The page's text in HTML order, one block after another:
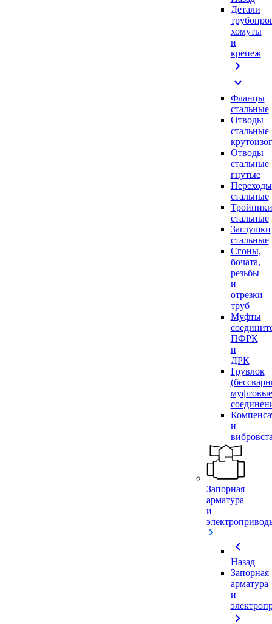
Детали
хомуты
и
крепеж
chevron_right
expand_more
Фланцы
стальные
Отводы
стальные
Отводы
стальные
гнутые
Переходы
стальные
Тройники
стальные
Заглушки
стальные
Сгоны,
бочата,
резьбы
и
отрезки
труб
Муфты
ПФРК
и
ДРК
Грувлок
муфтовые
и
Запорная
арматура
и
chevron_left
Назад
Запорная
арматура
и
chevron_right